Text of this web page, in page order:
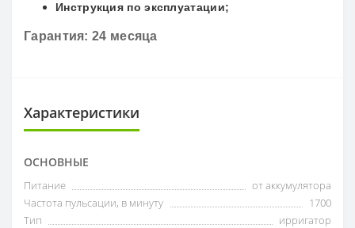
Инструкция по эксплуатации;
Гарантия: 24 месяца
Характеристики
ОСНОВНЫЕ
Питание
от аккумулятора
Частота пульсации, в минуту
1700
Тип
ирригатор